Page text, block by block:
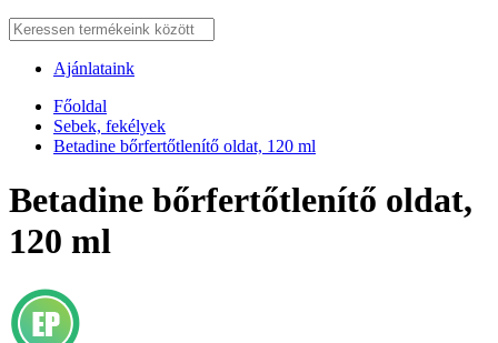
Ajánlataink
Főoldal
Sebek, fekélyek
Betadine bőrfertőtlenítő oldat, 120 ml
Betadine bőrfertőtlenítő oldat,
120 ml